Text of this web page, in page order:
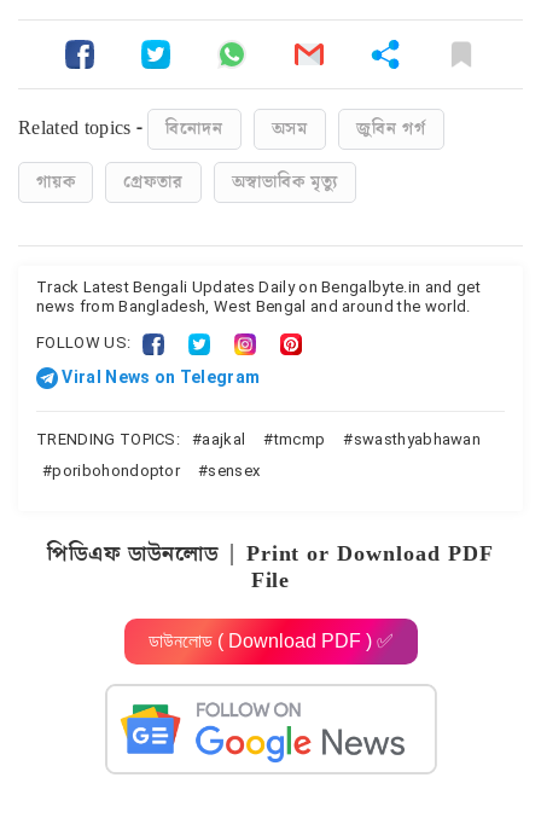
Related topics - বিনোদন অসম
জুবিন গর্গ
গায়ক
গ্রেফতার অস্বাভাবিক মৃত্যু
Track Latest Bengali Updates Daily on Bengalbyte.in and get
news from Bangladesh, West Bengal and around the world.
FOLLOW US:
Viral News on Telegram
TRENDING TOPICS: aajkal tmcmp
swasthyabhawan
poribohondoptor
sensex
পিডিএফ ডাউনলোড | Print or Download PDF
File
ডাউনলোড ( Download PDF ) ✅